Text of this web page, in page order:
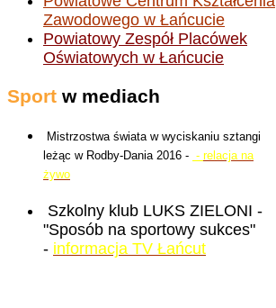
Zawodowego w Łańcucie
Powiatowy Zespół Placówek
Oświatowych w Łańcucie
Sport w mediach
Mistrzostwa świata w wyciskaniu sztangi
leżąc w Rodby-Dania 2016 - - relacja na
żywo
Szkolny klub LUKS ZIELONI -
"Sposób na sportowy sukces"
- informacja TV Łańcut